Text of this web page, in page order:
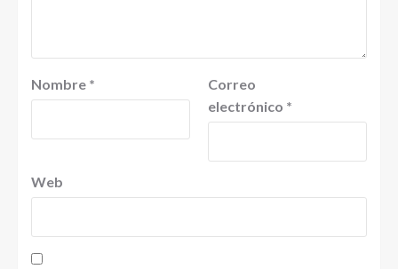
Nombre *
Correo
electrónico *
Web